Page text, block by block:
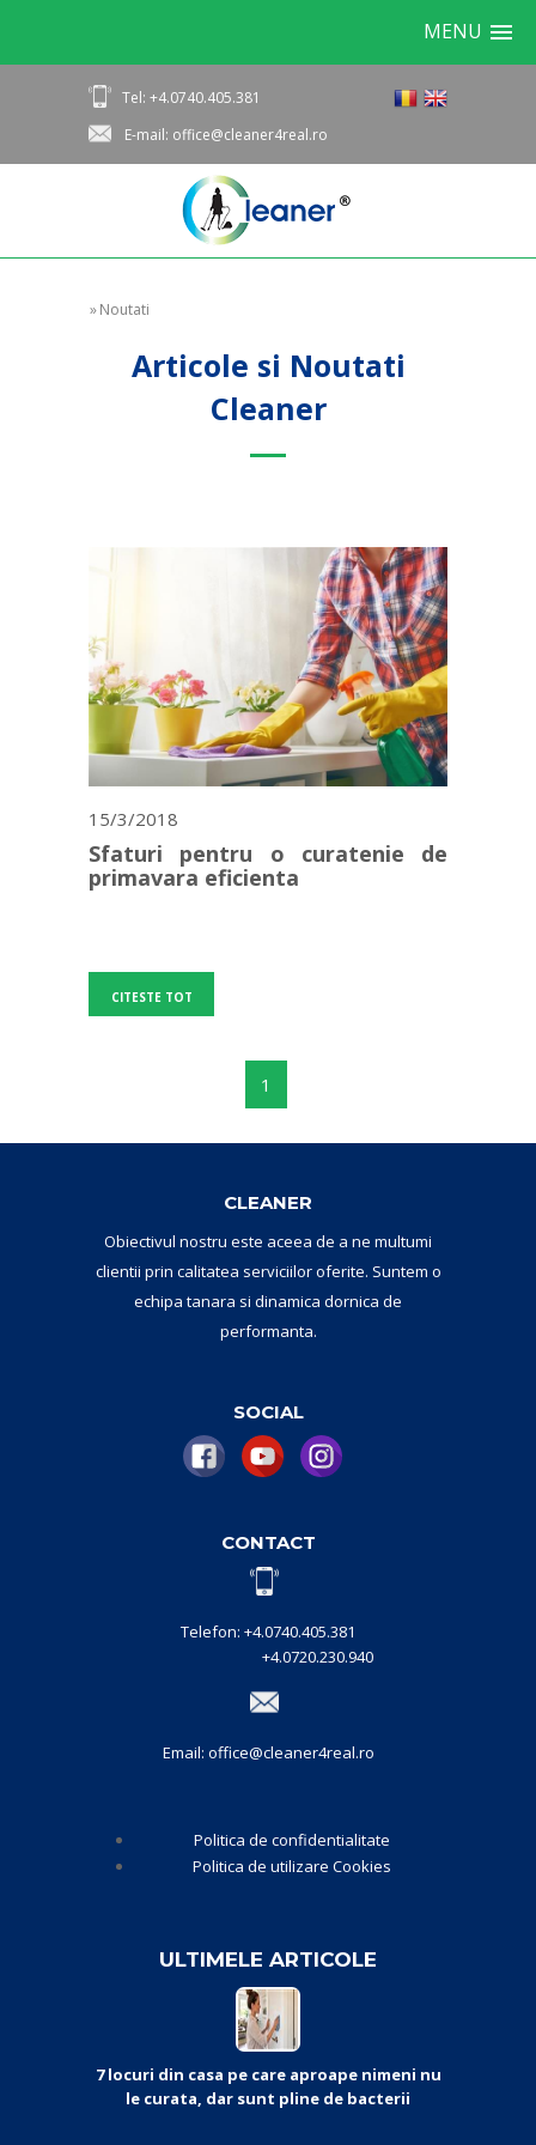
MENU
Tel: +4.0740.405.381
E-mail: office@cleaner4real.ro
»Noutati
Articole si Noutati
Cleaner
15/3/2018
Sfaturi pentru o curatenie de
primavara eficienta
CITESTE TOT
1
CLEANER
Obiectivul nostru este aceea de a ne multumi
clientii prin calitatea serviciilor oferite. Suntem o
echipa tanara si dinamica dornica de
performanta.
SOCIAL
CONTACT
Telefon: +4.0740.405.381
+4.0720.230.940
Email: office@cleaner4real.ro
Politica de confidentialitate
Politica de utilizare Cookies
ULTIMELE ARTICOLE
7 locuri din casa pe care aproape nimeni nu
le curata, dar sunt pline de bacterii